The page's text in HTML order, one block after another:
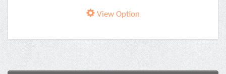
View Option